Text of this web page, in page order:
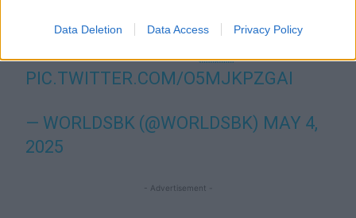
Data Deletion Data Access Privacy Policy